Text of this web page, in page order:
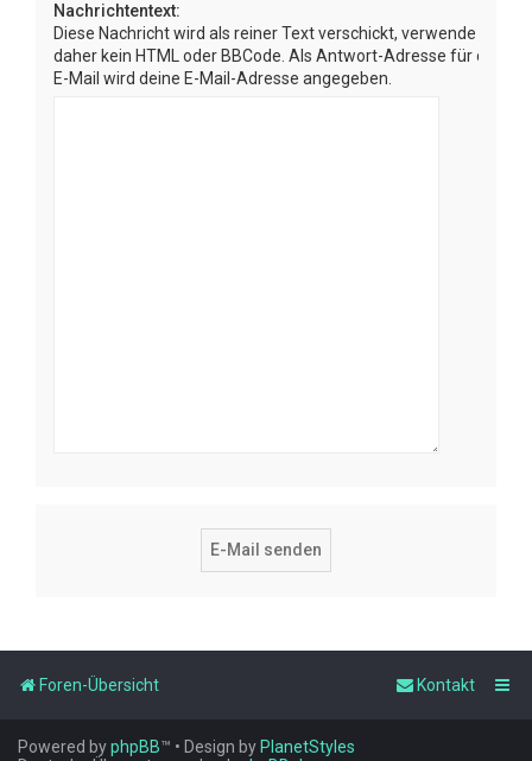
Nachrichtentext:
Diese Nachricht wird als reiner Text verschickt, verwende
daher kein HTML oder BBCode. Als Antwort-Adresse für die
E-Mail wird deine E-Mail-Adresse angegeben.
Foren-Übersicht Kontakt
Powered byphpBB™ • Design by PlanetStyles